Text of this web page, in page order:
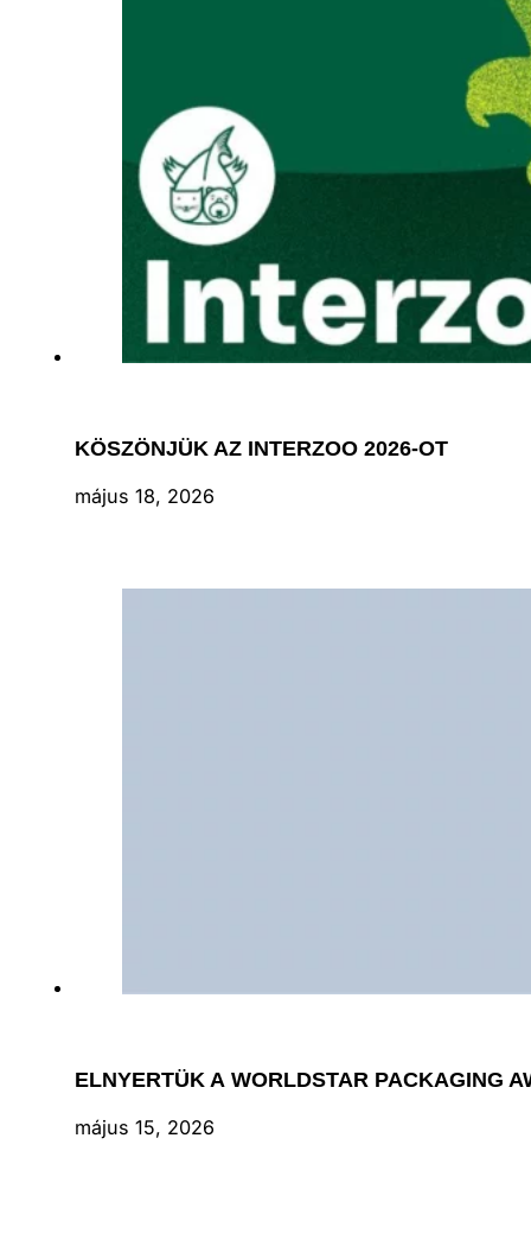
KÖSZÖNJÜK AZ INTERZOO 2026-OT
május 18, 2026
ELNYERTÜK A WORLDSTAR PACKAGING
május 15, 2026